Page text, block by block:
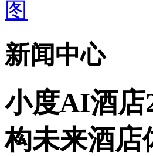
新闻中心
小度AI酒店
构未来酒店